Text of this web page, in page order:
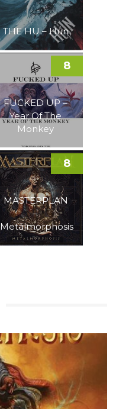
THE HU – Hun
FUCKED UP –
Year Of The
Monkey
8
MASTERPLAN
–
Metalmorphosis
8